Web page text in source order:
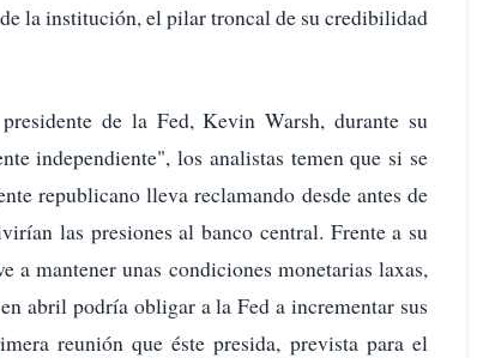
la institución, el pilar troncal de su credibilidad
de la Fed, Kevin Warsh, durante su
independiente", los analistas temen que si se
republicano lleva reclamando desde antes de
las presiones al banco central. Frente a su
a mantener unas condiciones monetarias laxas,
abril podría obligar a la Fed a incrementar sus
reunión que éste presida, prevista para el